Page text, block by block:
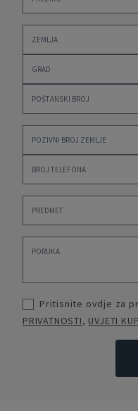
Pritisnite ovdje za
PRIVATNOSTI, UVJETI